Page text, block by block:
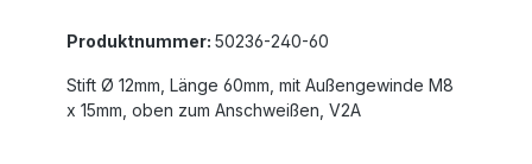
Produktnummer: 50236-240-60
Stift Ø 12mm, Länge 60mm, mit Außengewinde M8
x 15mm, oben zum Anschweißen, V2A